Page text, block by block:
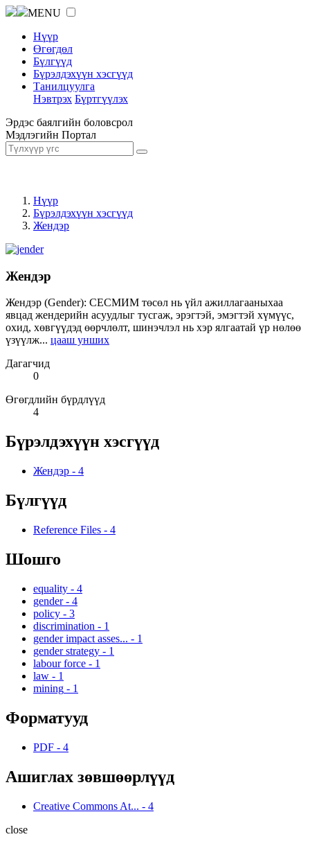
MENU
Нүүр
Өгөгдөл
Бүлгүүд
Бүрэлдэхүүн хэсгүүд
Танилцуулга
Нэвтрэх Бүртгүүлэх
Эрдэс баялгийн боловсрол
Мэдлэгийн Портал
Нүүр
Бүрэлдэхүүн хэсгүүд
Жендэр
Жендэр
Жендэр (Gender): СЕСМИМ төсөл нь үйл ажиллагааныхаа
явцад жендерийн асуудлыг тусгаж, эрэгтэй, эмэгтэй хүмүүс,
охид, хөвгүүдэд өөрчлөлт, шинэчлэл нь хэр ялгаатай үр нөлөө
үзүүлж... цааш унших
Дагагчид
0
Өгөгдлийн бүрдлүүд
4
Бүрэлдэхүүн хэсгүүд
Жендэр - 4
Бүлгүүд
Reference Files - 4
Шошго
equality - 4
gender - 4
policy - 3
discrimination - 1
gender impact asses... - 1
gender strategy - 1
labour force - 1
law - 1
mining - 1
Форматууд
PDF - 4
Ашиглах зөвшөөрлүүд
Creative Commons At... - 4
close